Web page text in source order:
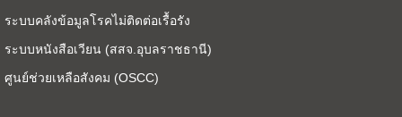
ระบบคลังข้อมูลโรคไม่ติดต่อเรื้อรัง
ระบบหนังสือเวียน (สสจ.อุบลราชธานี)
ศูนย์ช่วยเหลือสังคม (OSCC)